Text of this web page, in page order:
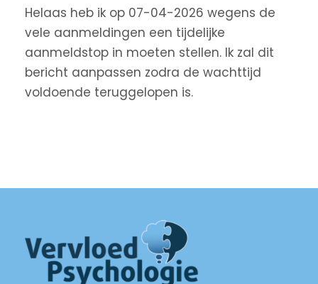
Helaas heb ik op 07-04-2026 wegens de
vele aanmeldingen een tijdelijke
aanmeldstop in moeten stellen. Ik zal dit
bericht aanpassen zodra de wachttijd
voldoende teruggelopen is.